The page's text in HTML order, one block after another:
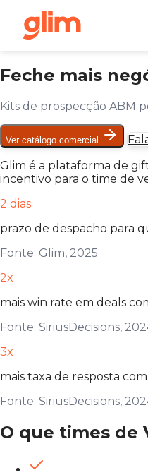
Feche mais
Kits de prospecção ABM
Ver catálogo comercial
Glim é a plataforma de
incentivo para o time de
2 dias
prazo de despacho para
Fonte: Glim, 2025
2x
mais win rate em deals
Fonte: SiriusDecisions,
3x
mais taxa de resposta
Fonte: SiriusDecisions,
O que times de